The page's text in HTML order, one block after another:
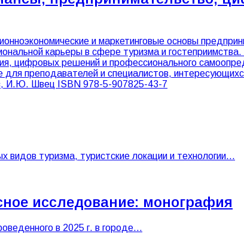
и маркетинговые основы
карьеры в сфере туризма и
цифровых решений и профессионального
преподавателей и специалистов,
И.Ю. Швец ISBN 978-5-907825-43-7
видов туризма, туристские локации и технологии…
исследование: монография
в 2025 г. в городе…